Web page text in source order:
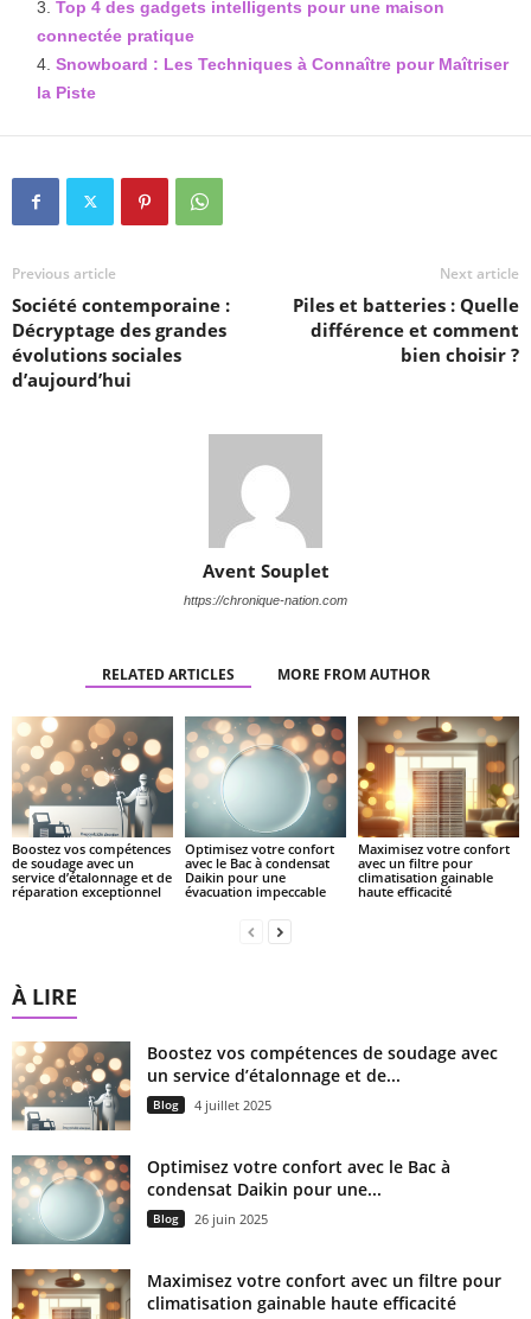
Top 4 des gadgets intelligents pour une maison
connectée pratique
Snowboard : Les Techniques à Connaître pour Maîtriser
la Piste
Previous article
Société contemporaine :
Décryptage des grandes
évolutions sociales
d’aujourd’hui
Next article
Piles et batteries : Quelle
différence et comment
bien choisir ?
Avent Souplet
https://chronique-nation.com
RELATED ARTICLES MORE FROM AUTHOR
Boostez vos compétences
de soudage avec un
service d’étalonnage et de
réparation exceptionnel
Optimisez votre confort
avec le Bac à condensat
Daikin pour une
évacuation impeccable
Maximisez votre confort
avec un filtre pour
climatisation gainable
haute efficacité
À LIRE
Boostez vos compétences de soudage avec
un service d’étalonnage et de...
Blog 4 juillet 2025
Optimisez votre confort avec le Bac à
condensat Daikin pour une...
Blog 26 juin 2025
Maximisez votre confort avec un filtre pour
climatisation gainable haute efficacité